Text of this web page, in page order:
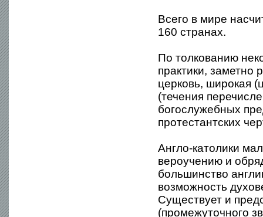
Всего в мире
160 странах.
По толкованию
практики, заметно
церковь, широкая
(течения
богослужебных
протестантских
Англо-католики
вероучению и
большинство
возможность
Существует и
(промежуточного